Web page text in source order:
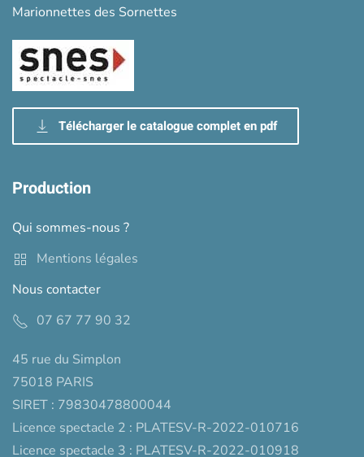
Marionnettes des Sornettes
Télécharger le catalogue complet en pdf
Production
Qui sommes-nous ?
Mentions légales
Nous contacter
07 67 77 90 32
45 rue du Simplon
75018 PARIS
SIRET : 79830478800044
Licence spectacle 2 : PLATESV-R-2022-010716
Licence spectacle 3 : PLATESV-R-2022-010918